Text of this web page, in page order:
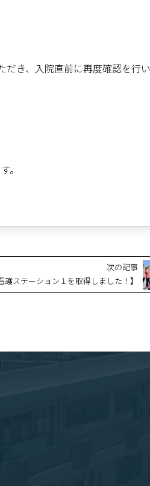
だき、入院直前に再度確認を行
。
次の記事
護ステーション１を取得しました！】